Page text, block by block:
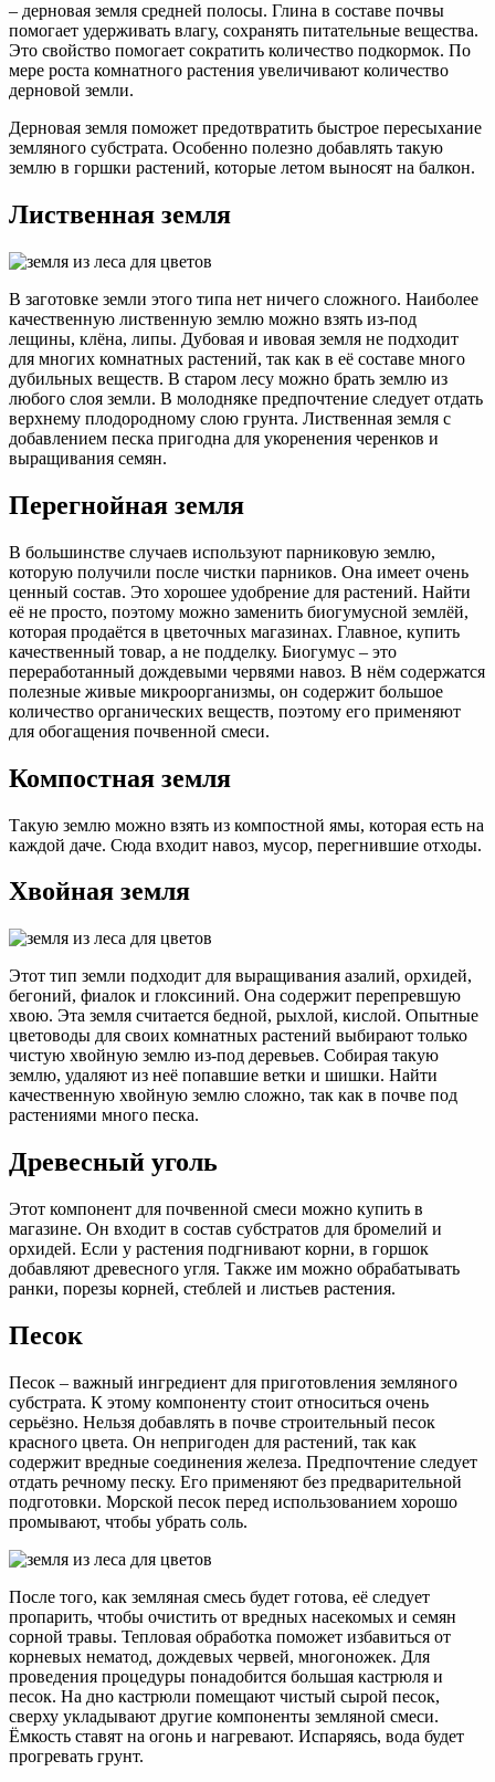
– дерновая земля средней полосы. Глина в составе почвы
помогает удерживать влагу, сохранять питательные вещества.
Это свойство помогает сократить количество подкормок. По
мере роста комнатного растения увеличивают количество
дерновой земли.
Дерновая земля поможет предотвратить быстрое пересыхание
земляного субстрата. Особенно полезно добавлять такую
землю в горшки растений, которые летом выносят на балкон.
Лиственная земля
В заготовке земли этого типа нет ничего сложного. Наиболее
качественную лиственную землю можно взять из-под
лещины, клёна, липы. Дубовая и ивовая земля не подходит
для многих комнатных растений, так как в её составе много
дубильных веществ. В старом лесу можно брать землю из
любого слоя земли. В молодняке предпочтение следует отдать
верхнему плодородному слою грунта. Лиственная земля с
добавлением песка пригодна для укоренения черенков и
выращивания семян.
Перегнойная земля
В большинстве случаев используют парниковую землю,
которую получили после чистки парников. Она имеет очень
ценный состав. Это хорошее удобрение для растений. Найти
её не просто, поэтому можно заменить биогумусной землёй,
которая продаётся в цветочных магазинах. Главное, купить
качественный товар, а не подделку. Биогумус – это
переработанный дождевыми червями навоз. В нём содержатся
полезные живые микроорганизмы, он содержит большое
количество органических веществ, поэтому его применяют
для обогащения почвенной смеси.
Компостная земля
Такую землю можно взять из компостной ямы, которая есть на
каждой даче. Сюда входит навоз, мусор, перегнившие отходы.
Хвойная земля
Этот тип земли подходит для выращивания азалий, орхидей,
бегоний, фиалок и глоксиний. Она содержит перепревшую
хвою. Эта земля считается бедной, рыхлой, кислой. Опытные
цветоводы для своих комнатных растений выбирают только
чистую хвойную землю из-под деревьев. Собирая такую
землю, удаляют из неё попавшие ветки и шишки. Найти
качественную хвойную землю сложно, так как в почве под
растениями много песка.
Древесный уголь
Этот компонент для почвенной смеси можно купить в
магазине. Он входит в состав субстратов для бромелий и
орхидей. Если у растения подгнивают корни, в горшок
добавляют древесного угля. Также им можно обрабатывать
ранки, порезы корней, стеблей и листьев растения.
Песок
Песок – важный ингредиент для приготовления земляного
субстрата. К этому компоненту стоит относиться очень
серьёзно. Нельзя добавлять в почве строительный песок
красного цвета. Он непригоден для растений, так как
содержит вредные соединения железа. Предпочтение следует
отдать речному песку. Его применяют без предварительной
подготовки. Морской песок перед использованием хорошо
промывают, чтобы убрать соль.
После того, как земляная смесь будет готова, её следует
пропарить, чтобы очистить от вредных насекомых и семян
сорной травы. Тепловая обработка поможет избавиться от
корневых нематод, дождевых червей, многоножек. Для
проведения процедуры понадобится большая кастрюля и
песок. На дно кастрюли помещают чистый сырой песок,
сверху укладывают другие компоненты земляной смеси.
Ёмкость ставят на огонь и нагревают. Испаряясь, вода будет
прогревать грунт.